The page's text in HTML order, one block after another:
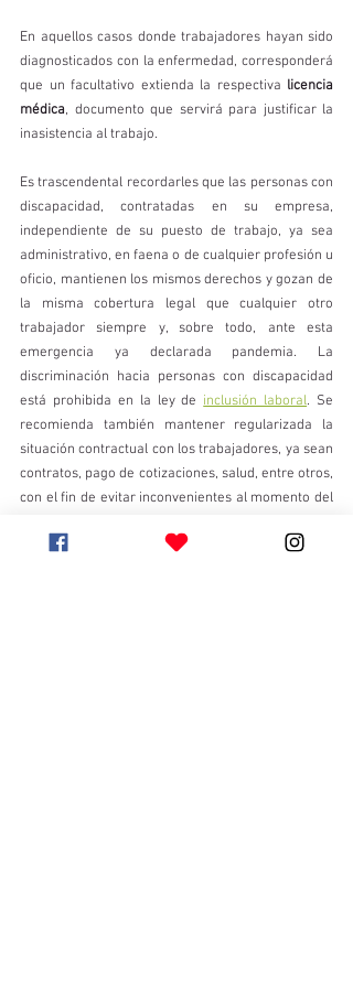
En aquellos casos donde trabajadores hayan sido
diagnosticados con la enfermedad, corresponderá
que un facultativo extienda la respectiva licencia
médica, documento que servirá para justificar la
inasistencia al trabajo.
Es trascendental recordarles que las personas con
discapacidad, contratadas en su empresa,
independiente de su puesto de trabajo, ya sea
administrativo, en faena o de cualquier profesión u
oficio, mantienen los mismos derechos y gozan de
la misma cobertura legal que cualquier otro
trabajador siempre y, sobre todo, ante esta
emergencia ya declarada pandemia. La
discriminación hacia personas con discapacidad
está prohibida en la ley de inclusión laboral. Se
recomienda también mantener regularizada la
situación contractual con los trabajadores, ya sean
contratos, pago de cotizaciones, salud, entre otros,
con el fin de evitar inconvenientes al momento del
población, que ha sido vulnerada durante mucho